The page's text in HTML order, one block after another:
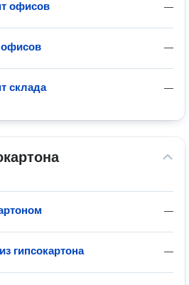
—
офисов
—
—
склада
—
—
гипсокартона